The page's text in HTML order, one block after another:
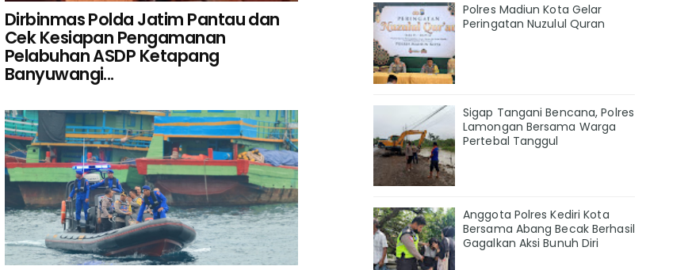
Dirbinmas Polda Jatim Pantau dan
Cek Kesiapan Pengamanan
Pelabuhan ASDP Ketapang
Banyuwangi...
Polres Madiun Kota Gelar
Peringatan Nuzulul Quran
Sigap Tangani Bencana, Polres
Lamongan Bersama Warga
Pertebal Tanggul
Anggota Polres Kediri Kota
Bersama Abang Becak Berhasil
Gagalkan Aksi Bunuh Diri